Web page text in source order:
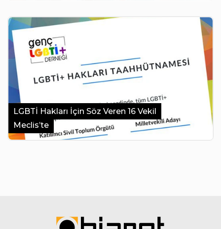
LGBTİ Hakları İçin Söz Veren 16 Vekil
Meclis’te